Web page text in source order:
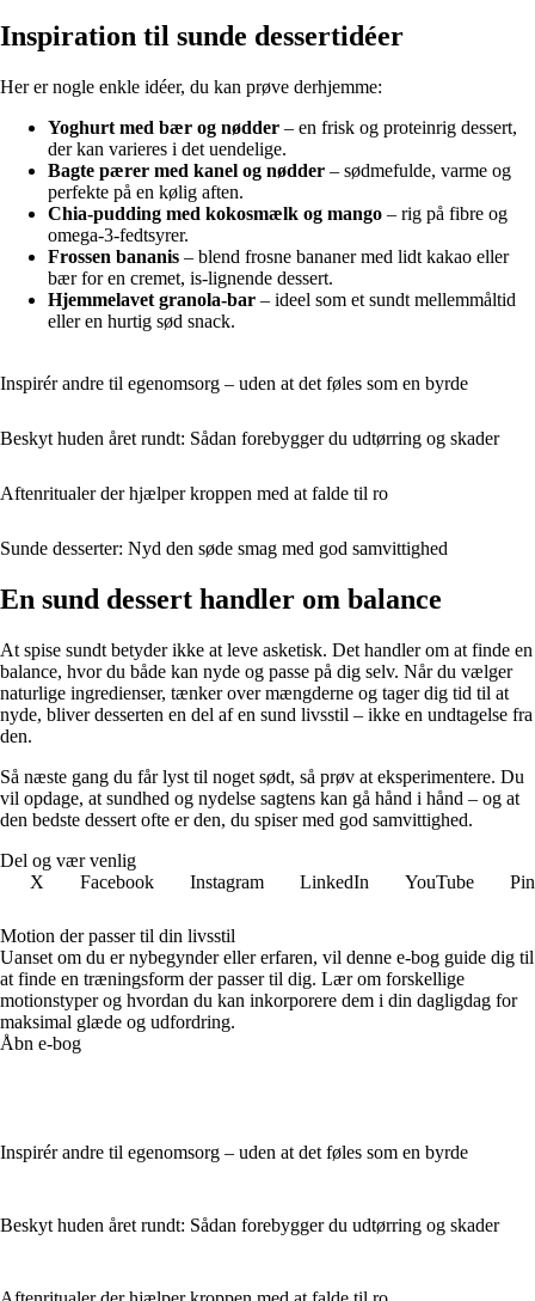
Inspiration til sunde dessertidéer
Her er nogle enkle idéer, du kan prøve derhjemme:
Yoghurt med bær og nødder – en frisk og proteinrig dessert,
der kan varieres i det uendelige.
Bagte pærer med kanel og nødder – sødmefulde, varme og
perfekte på en kølig aften.
Chia-pudding med kokosmælk og mango – rig på fibre og
omega-3-fedtsyrer.
Frossen bananis – blend frosne bananer med lidt kakao eller
bær for en cremet, is-lignende dessert.
Hjemmelavet granola-bar – ideel som et sundt mellemmåltid
eller en hurtig sød snack.
Inspirér andre til egenomsorg – uden at det føles som en byrde
Beskyt huden året rundt: Sådan forebygger du udtørring og skader
Aftenritualer der hjælper kroppen med at falde til ro
Sunde desserter: Nyd den søde smag med god samvittighed
En sund dessert handler om balance
At spise sundt betyder ikke at leve asketisk. Det handler om at finde en
balance, hvor du både kan nyde og passe på dig selv. Når du vælger
naturlige ingredienser, tænker over mængderne og tager dig tid til at
nyde, bliver desserten en del af en sund livsstil – ikke en undtagelse fra
den.
Så næste gang du får lyst til noget sødt, så prøv at eksperimentere. Du
vil opdage, at sundhed og nydelse sagtens kan gå hånd i hånd – og at
den bedste dessert ofte er den, du spiser med god samvittighed.
Del og vær venlig
X
Facebook Instagram LinkedIn YouTube
Motion der passer til din livsstil
Uanset om du er nybegynder eller erfaren, vil denne e-bog guide dig til
at finde en træningsform der passer til dig. Lær om forskellige
motionstyper og hvordan du kan inkorporere dem i din dagligdag for
maksimal glæde og udfordring.
Åbn e-bog
Inspirér andre til egenomsorg – uden at det føles som en byrde
Beskyt huden året rundt: Sådan forebygger du udtørring og skader